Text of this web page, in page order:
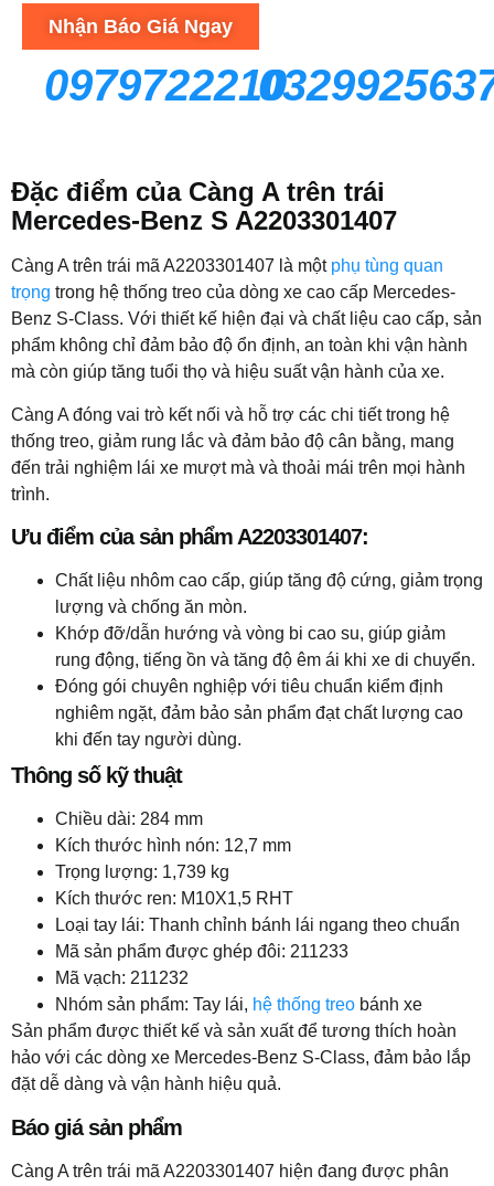
Nhận Báo Giá Ngay
0979722210
Đặc điểm của Càng A trên trái
Mercedes-Benz S A2203301407
Càng A trên trái mã A2203301407 là mộtphụ tùng quan
trọng trong hệ thống treo của dòng xe cao cấp Mercedes-
Benz S-Class. Với thiết kế hiện đại và chất liệu cao cấp, sản
phẩm không chỉ đảm bảo độ ổn định, an toàn khi vận hành
mà còn giúp tăng tuổi thọ và hiệu suất vận hành của xe.
Càng A đóng vai trò kết nối và hỗ trợ các chi tiết trong hệ
thống treo, giảm rung lắc và đảm bảo độ cân bằng, mang
đến trải nghiệm lái xe mượt mà và thoải mái trên mọi hành
trình.
Ưu điểm của sản phẩm A2203301407:
Chất liệu nhôm cao cấp, giúp tăng độ cứng, giảm trọng
lượng và chống ăn mòn.
Khớp đỡ/dẫn hướng và vòng bi cao su, giúp giảm
rung động, tiếng ồn và tăng độ êm ái khi xe di chuyển.
Đóng gói chuyên nghiệp với tiêu chuẩn kiểm định
nghiêm ngặt, đảm bảo sản phẩm đạt chất lượng cao
khi đến tay người dùng.
Thông số kỹ thuật
Chiều dài: 284 mm
Kích thước hình nón: 12,7 mm
Trọng lượng: 1,739 kg
Kích thước ren: M10X1,5 RHT
Loại tay lái: Thanh chỉnh bánh lái ngang theo chuẩn
Mã sản phẩm được ghép đôi: 211233
Mã vạch: 211232
Nhóm sản phẩm: Tay lái, hệ thống treo bánh xe
Sản phẩm được thiết kế và sản xuất để tương thích hoàn
hảo với các dòng xe Mercedes-Benz S-Class, đảm bảo lắp
đặt dễ dàng và vận hành hiệu quả.
Báo giá sản phẩm
Càng A trên trái mã A2203301407 hiện đang được phân